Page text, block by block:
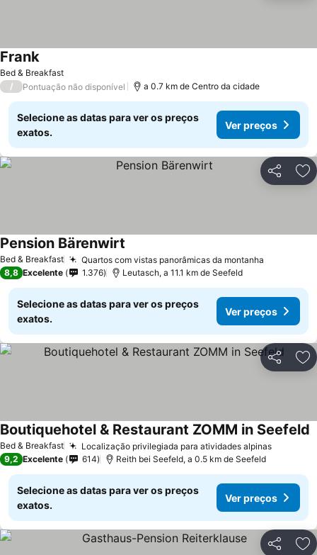
Bed & Breakfast
Frank
/ Pontuação não disponível a 0.7 km de Centro da cidade
Selecione as datas para ver os preços
exatos.
Ver preços
Partilhar
Bed & Breakfast Quartos com vistas panorâmicas da montanha
Pension Bärenwirt
8,8 Excelente 1.376 Leutasch, a 11.1 km de Seefeld
Selecione as datas para ver os preços
exatos.
Ver preços
Partilhar
Bed & Breakfast Localização privilegiada para atividades alpinas
Boutiquehotel & Restaurant ZOMM in Seefeld
9,2 Excelente 614 Reith bei Seefeld, a 0.5 km de Seefeld
Selecione as datas para ver os preços
exatos.
Ver preços
Partilhar